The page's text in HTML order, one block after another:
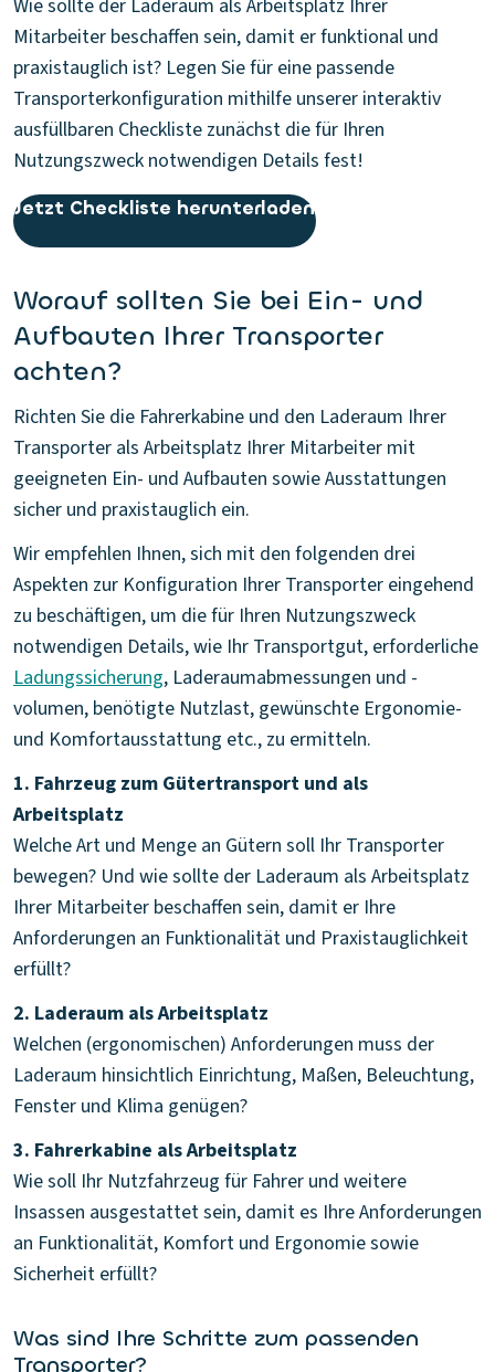
Wie sollte der Laderaum als Arbeitsplatz Ihrer
Mitarbeiter beschaffen sein, damit er funktional und
praxistauglich ist? Legen Sie für eine passende
Transporterkonfiguration mithilfe unserer interaktiv
ausfüllbaren Checkliste zunächst die für Ihren
Nutzungszweck notwendigen Details fest!
Jetzt Checkliste herunterladen
Worauf sollten Sie bei Ein- und
Aufbauten Ihrer Transporter
achten?
Richten Sie die Fahrerkabine und den Laderaum Ihrer
Transporter als Arbeitsplatz Ihrer Mitarbeiter mit
geeigneten Ein- und Aufbauten sowie Ausstattungen
sicher und praxistauglich ein.
Wir empfehlen Ihnen, sich mit den folgenden drei
Aspekten zur Konfiguration Ihrer Transporter eingehend
zu beschäftigen, um die für Ihren Nutzungszweck
notwendigen Details, wie Ihr Transportgut, erforderliche
Ladungssicherung, Laderaumabmessungen und -
volumen, benötigte Nutzlast, gewünschte Ergonomie-
und Komfortausstattung etc., zu ermitteln.
1. Fahrzeug zum Gütertransport und als
Arbeitsplatz
Welche Art und Menge an Gütern soll Ihr Transporter
bewegen? Und wie sollte der Laderaum als Arbeitsplatz
Ihrer Mitarbeiter beschaffen sein, damit er Ihre
Anforderungen an Funktionalität und Praxistauglichkeit
erfüllt?
2. Laderaum als Arbeitsplatz
Welchen (ergonomischen) Anforderungen muss der
Laderaum hinsichtlich Einrichtung, Maßen, Beleuchtung,
Fenster und Klima genügen?
3. Fahrerkabine als Arbeitsplatz
Wie soll Ihr Nutzfahrzeug für Fahrer und weitere
Insassen ausgestattet sein, damit es Ihre Anforderungen
an Funktionalität, Komfort und Ergonomie sowie
Sicherheit erfüllt?
Was sind Ihre Schritte zum passenden
Transporter?